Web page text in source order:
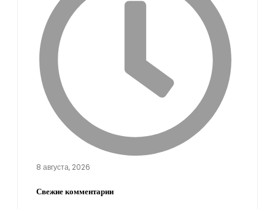
8 августа, 2026
Свежие комментарии